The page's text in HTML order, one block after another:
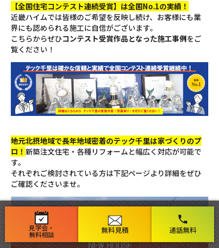
見学会・
無料相談 無料見積
phone
通話無料
【全国住宅コンテスト連続受賞】は全国No.1の実績！
近畿ハイムでは皆様のご希望を反映し続け、お客様にも業
界にも認められる施工に自信がございます。
こちらからぜひコンテスト受賞作品となった施工事例をご
覧ください！
地元北摂地域で長年地域密着のテック千里は家づくりのプ
ロ！新築注文住宅・各種リフォームと幅広く対応が可能で
す。
それぞれご検討されている方は下記ページより詳細をぜひ
ご確認くださいませ。